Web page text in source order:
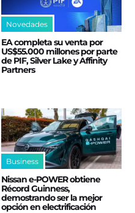
Novedades
EA completa su venta por
US$55.000 millones por parte
de PIF, Silver Lake y Affinity
Partners
Business
Nissan e‑POWER obtiene
Récord Guinness,
demostrando ser la mejor
opción en electrificación